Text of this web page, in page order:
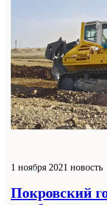
1 ноября 2021 новость
Покровский